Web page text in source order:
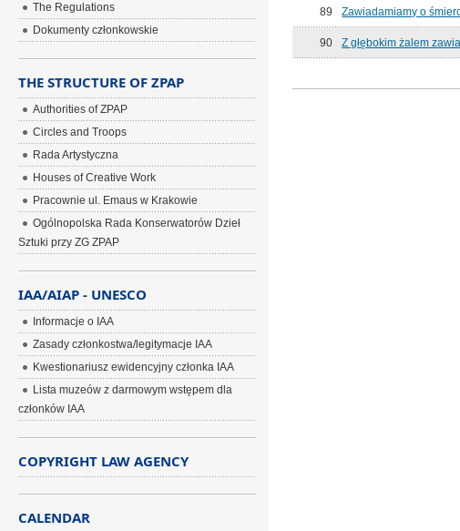
89 Zawiadamiamy o
90 Z głębokim żalem
The Regulations
Dokumenty członkowskie
THE STRUCTURE OF ZPAP
Authorities of ZPAP
Circles and Troops
Rada Artystyczna
Houses of Creative Work
Pracownie ul. Emaus w Krakowie
Ogólnopolska Rada Konserwatorów Dzieł
Sztuki przy ZG ZPAP
IAA/AIAP - UNESCO
Informacje o IAA
Zasady członkostwa/legitymacje IAA
Kwestionariusz ewidencyjny członka IAA
Lista muzeów z darmowym wstępem dla
członków IAA
COPYRIGHT LAW AGENCY
CALENDAR